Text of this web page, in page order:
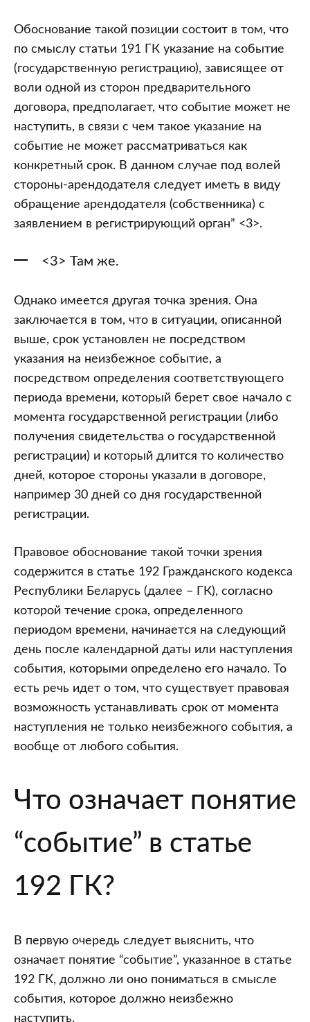
Обоснование такой позиции состоит в том, что
по смыслу статьи 191 ГК указание на событие
(государственную регистрацию), зависящее от
воли одной из сторон предварительного
договора, предполагает, что событие может не
наступить, в связи с чем такое указание на
событие не может рассматриваться как
конкретный срок. В данном случае под волей
стороны-арендодателя следует иметь в виду
обращение арендодателя (собственника) с
заявлением в регистрирующий орган” <3>.
<3> Там же.
Однако имеется другая точка зрения. Она
заключается в том, что в ситуации, описанной
выше, срок установлен не посредством
указания на неизбежное событие, а
посредством определения соответствующего
периода времени, который берет свое начало с
момента государственной регистрации (либо
получения свидетельства о государственной
регистрации) и который длится то количество
дней, которое стороны указали в договоре,
например 30 дней со дня государственной
регистрации.
Правовое обоснование такой точки зрения
содержится в статье 192 Гражданского кодекса
Республики Беларусь (далее – ГК), согласно
которой течение срока, определенного
периодом времени, начинается на следующий
день после календарной даты или наступления
события, которыми определено его начало. То
есть речь идет о том, что существует правовая
возможность устанавливать срок от момента
наступления не только неизбежного события, а
вообще от любого события.
Что означает понятие
“событие” в статье
192 ГК?
В первую очередь следует выяснить, что
означает понятие “событие”, указанное в статье
192 ГК, должно ли оно пониматься в смысле
события, которое должно неизбежно
наступить.